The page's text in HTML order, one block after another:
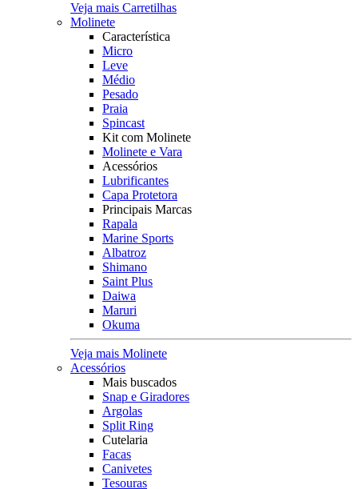
Veja mais Carretilhas
Molinete
Característica
Micro
Leve
Médio
Pesado
Praia
Spincast
Kit com Molinete
Molinete e Vara
Acessórios
Lubrificantes
Capa Protetora
Principais Marcas
Rapala
Marine Sports
Albatroz
Shimano
Saint Plus
Daiwa
Maruri
Okuma
Veja mais Molinete
Acessórios
Mais buscados
Snap e Giradores
Argolas
Split Ring
Cutelaria
Facas
Canivetes
Tesouras